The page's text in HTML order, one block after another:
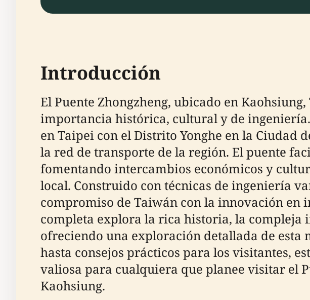
Introducción
El Puente Zhongzheng, ubicado en
importancia histórica, cultural y de
en Taipei con el Distrito Yonghe en la Ciudad
la red de transporte de la región. El puente
fomentando intercambios económicos y
local. Construido con técnicas de ingeniería
compromiso de Taiwán con la innovación en
completa explora la rica historia, la
ofreciendo una exploración detallada de
hasta consejos prácticos para los visitantes,
valiosa para cualquiera que planee visitar el
Kaohsiung.